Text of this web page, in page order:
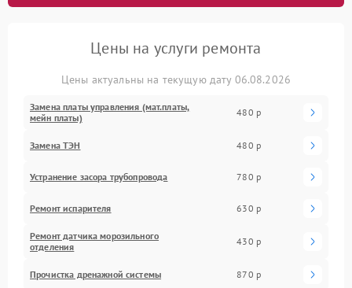
Цены на услуги ремонта
Цены актуальны на текущую дату 06.08.2026
Замена платы управления (мат.платы,
мейн платы)
480 р
Замена ТЭН 480 р
Устранение засора трубопровода 780 р
Ремонт испарителя 630 р
Ремонт датчика морозильного
отделения
430 р
Прочистка дренажной системы 870 р